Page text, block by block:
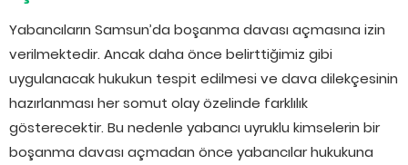
Yabancıların Samsun’da boşanma davası açmasına izin
verilmektedir. Ancak daha önce belirttiğimiz gibi
uygulanacak hukukun tespit edilmesi ve dava dilekçesinin
hazırlanması her somut olay özelinde farklılık
gösterecektir. Bu nedenle yabancı uyruklu kimselerin bir
boşanma davası açmadan önce yabancılar hukukuna